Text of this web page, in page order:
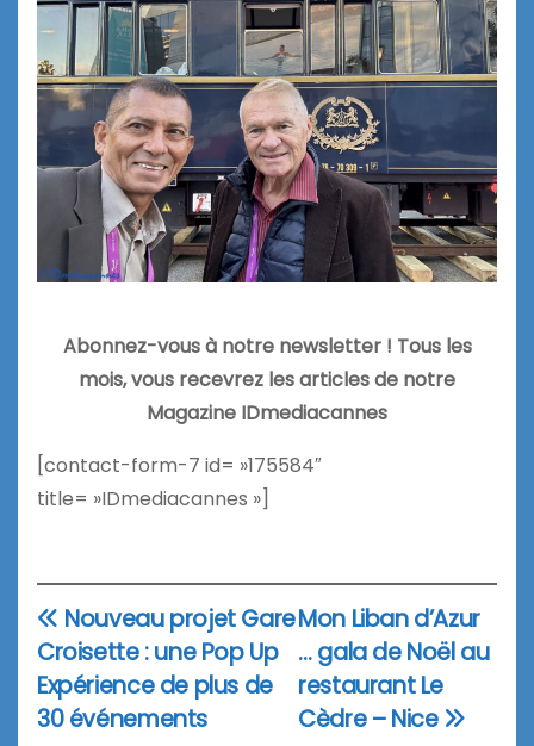
Abonnez-vous à notre newsletter ! Tous les
mois, vous recevrez les articles de notre
Magazine IDmediacannes
[contact-form-7 id= »175584″
title= »IDmediacannes »]
Navigation
de
l’article
Mon Liban d’Azur
… gala de Noël au
restaurant Le
Cèdre – Nice
Nouveau projet Gare
Croisette : une Pop Up
Expérience de plus de
30 événements